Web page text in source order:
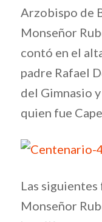
Arzobispo de
Monseñor
contó en el
padre Rafael
del Gimnasio
quien fue
Las
Monseñor